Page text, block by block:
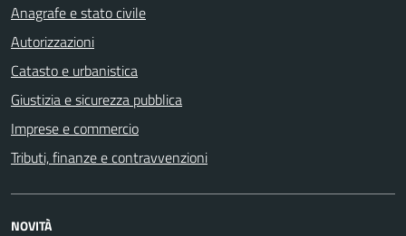
Anagrafe e stato civile
Autorizzazioni
Catasto e urbanistica
Giustizia e sicurezza pubblica
Imprese e commercio
Tributi, finanze e contravvenzioni
NOVITÀ